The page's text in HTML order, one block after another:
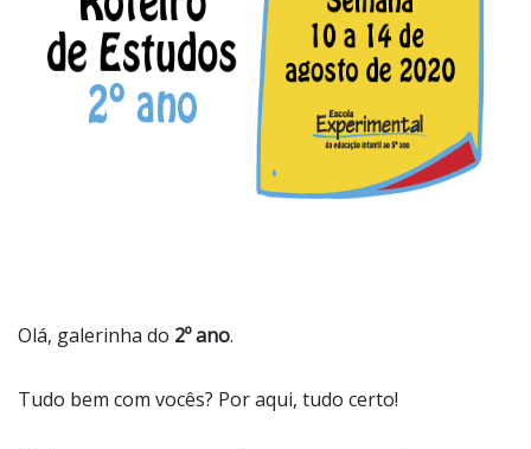
Olá, galerinha do 2º ano.
Tudo bem com vocês? Por aqui, tudo certo!